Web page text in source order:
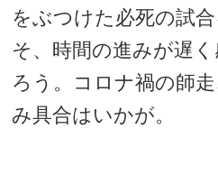
をぶつけた必死の試
そ、時間の進みが遅
ろう。コロナ禍の師
み具合はいかが。